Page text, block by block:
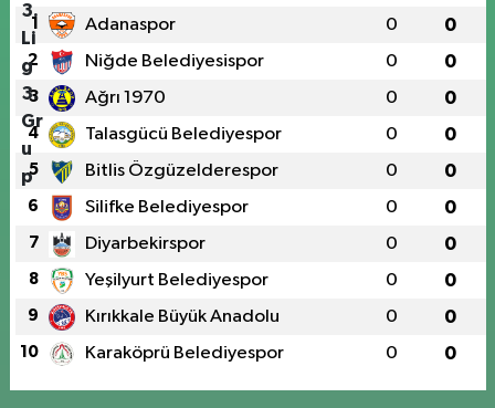
1 Adanaspor 0 0
2 Niğde Belediyesispor 0 0
3 Ağrı 1970 0 0
4 Talasgücü Belediyespor 0 0
5 Bitlis Özgüzelderespor 0 0
6 Silifke Belediyespor 0 0
7 Diyarbekirspor 0 0
8 Yeşilyurt Belediyespor 0 0
9 Kırıkkale Büyük Anadolu 0 0
10 Karaköprü Belediyespor 0 0